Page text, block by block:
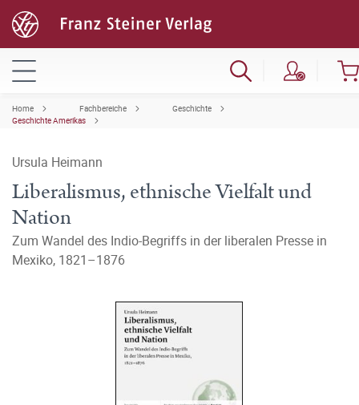
Home Fachbereiche
Geschichte
Geschichte Amerikas
Ursula Heimann
Liberalismus, ethnische Vielfalt und
Nation
Zum Wandel des Indio-Begriffs in der liberalen Presse in
Mexiko, 1821–1876